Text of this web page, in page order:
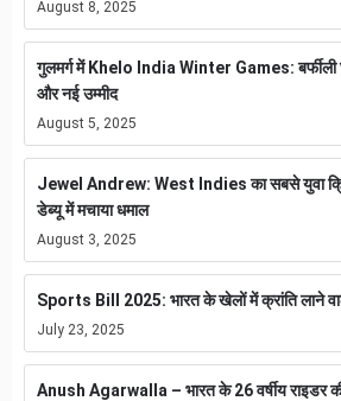
August 8, 2025
गुलमर्ग में Khelo India Winter Games: बर्फीली
और नई उम्मीद
August 5, 2025
Jewel Andrew: West Indies का सबसे युवा
डेब्यू में मचाया धमाल
August 3, 2025
Sports Bill 2025: भारत के खेलों में क्रांति लाने
July 23, 2025
Anush Agarwalla – भारत के 26 वर्षीय राइडर की